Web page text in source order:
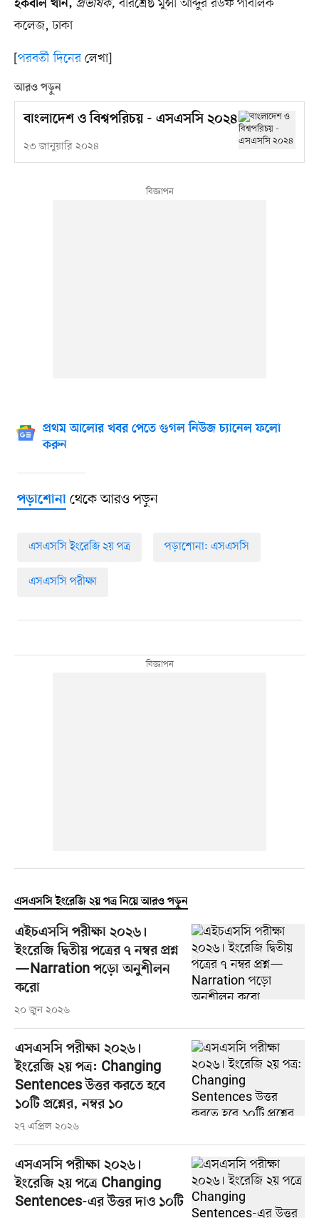
ইকবাল খান, প্রভাষক, বীরশ্রেষ্ঠ মুন্সী আব্দুর রউফ পাবলিক
কলেজ, ঢাকা
[পরবর্তী দিনেরলেখা]
আরও পড়ুন
বাংলাদেশ ও বিশ্বপরিচয় - এসএসসি ২০২৪
২৩ জানুয়ারি ২০২৪
প্রথম আলোর খবর পেতে গুগল নিউজ চ্যানেল ফলো
করুন
পড়াশোনাথেকে আরও পড়ুন
এসএসসি ইংরেজি ২য় পত্র পড়াশোনা: এসএসসি
এসএসসি পরীক্ষা
এসএসসি ইংরেজি ২য় পত্র নিয়ে আরও পড়ুন
এইচএসসি পরীক্ষা ২০২৬।
ইংরেজি দ্বিতীয় পত্রের ৭ নম্বর প্রশ্ন
—Narration পড়ো অনুশীলন
করো
২০ জুন ২০২৬
এসএসসি পরীক্ষা ২০২৬।
ইংরেজি ২য় পত্র: Changing
Sentences উত্তর করতে হবে
১০টি প্রশ্নের, নম্বর ১০
২৭ এপ্রিল ২০২৬
এসএসসি পরীক্ষা ২০২৬।
ইংরেজি ২য় পত্রে Changing
Sentences-এর উত্তর দাও ১০টি